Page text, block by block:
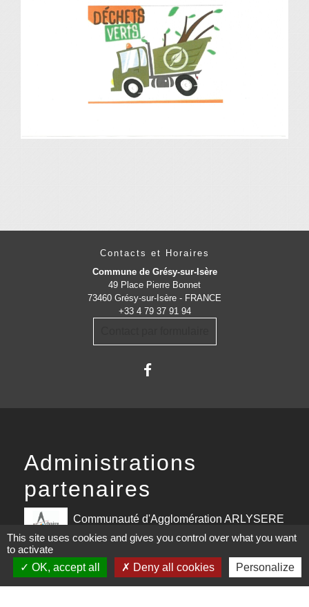
Contacts et Horaires
Commune de Grésy-sur-Isère
49 Place Pierre Bonnet
73460 Grésy-sur-Isère - FRANCE
+33 4 79 37 91 94
Administrations
partenaires
Communauté d'Agglomération ARLYSERE
Conseil Départemental de la Savoie
This site uses cookies and gives you control over what you want
to activate
OK, accept all
Deny all cookies Personalize